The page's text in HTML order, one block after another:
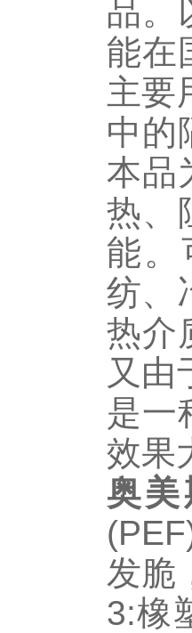
品。
能在
主要
中的
本品
热、
能。
纺、
热介
又由
是一
效果
奥
发脆
3:橡